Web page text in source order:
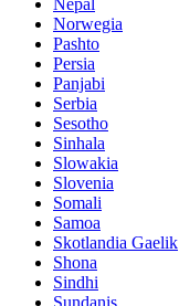
Nepal
Norwegia
Pashto
Persia
Panjabi
Serbia
Sesotho
Sinhala
Slowakia
Slovenia
Somali
Samoa
Skotlandia Gaelik
Shona
Sindhi
Sundanis